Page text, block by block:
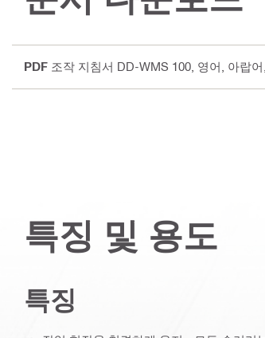
PDF 조작 지침서 DD-WMS 100 , 영어, 아랍
특징 및 용도
특징